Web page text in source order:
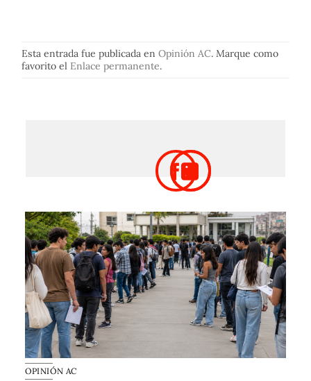
Esta entrada fue publicada en Opinión AC. Marque como
favorito el Enlace permanente.
OPINIÓN AC